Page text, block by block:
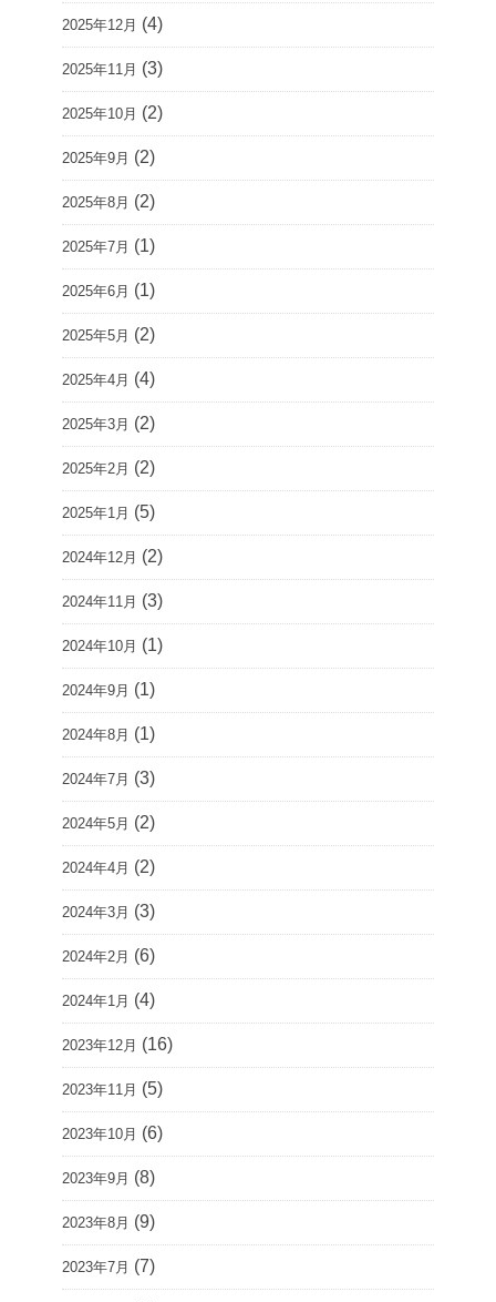
2025年12月 (4)
2025年11月 (3)
2025年10月 (2)
2025年9月 (2)
2025年8月 (2)
2025年7月 (1)
2025年6月 (1)
2025年5月 (2)
2025年4月 (4)
2025年3月 (2)
2025年2月 (2)
2025年1月 (5)
2024年12月 (2)
2024年11月 (3)
2024年10月 (1)
2024年9月 (1)
2024年8月 (1)
2024年7月 (3)
2024年5月 (2)
2024年4月 (2)
2024年3月 (3)
2024年2月 (6)
2024年1月 (4)
2023年12月 (16)
2023年11月 (5)
2023年10月 (6)
2023年9月 (8)
2023年8月 (9)
2023年7月 (7)